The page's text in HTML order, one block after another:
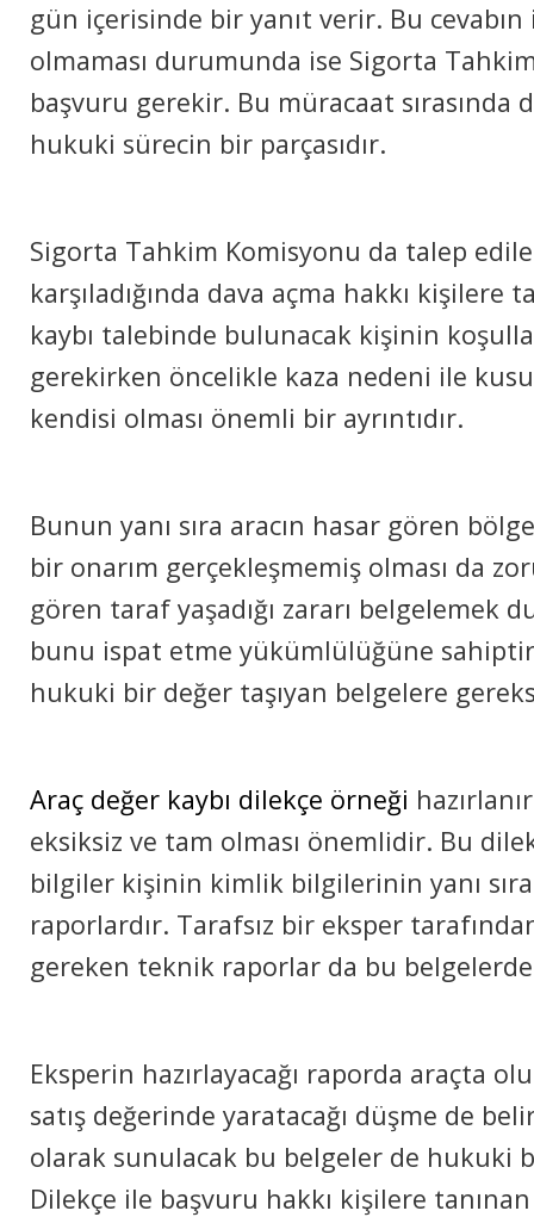
gün içerisinde bir yanıt verir. Bu
olmaması durumunda ise Sigorta
başvuru gerekir. Bu müracaat sırasında
hukuki sürecin bir parçasıdır.
Sigorta Tahkim Komisyonu da talep
karşıladığında dava açma hakkı kişilere
kaybı talebinde bulunacak kişinin
gerekirken öncelikle kaza nedeni ile
kendisi olması önemli bir ayrıntıdır.
Bunun yanı sıra aracın hasar gören
bir onarım gerçekleşmemiş olması da
gören taraf yaşadığı zararı belgelemek
bunu ispat etme yükümlülüğüne
hukuki bir değer taşıyan belgelere
Araç değer kaybı dilekçe örneği
eksiksiz ve tam olması önemlidir. Bu
bilgiler kişinin kimlik bilgilerinin yanı
raporlardır. Tarafsız bir eksper
gereken teknik raporlar da bu
Eksperin hazırlayacağı raporda araçta
satış değerinde yaratacağı düşme de
olarak sunulacak bu belgeler de hukuki
Dilekçe ile başvuru hakkı kişilere